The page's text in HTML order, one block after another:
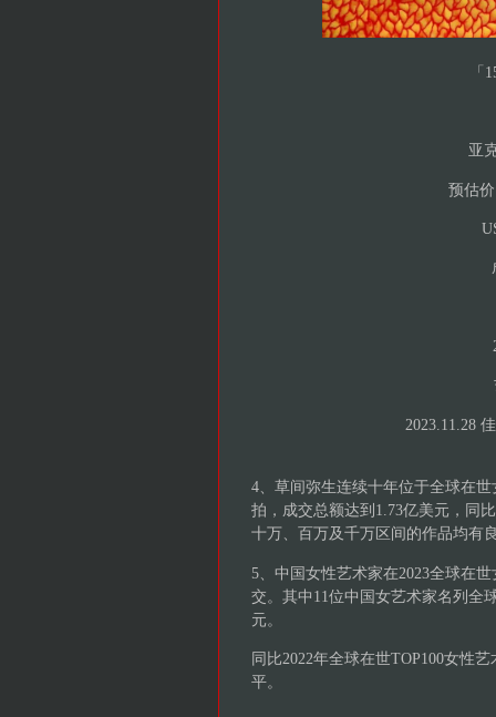
「
亚
预估
2023.11.28
4、草间弥生连续十年位于全球在
拍，成交总额达到1.73亿美元，同
十万、百万及千万区间的作品均有
5、中国女性艺术家在2023全球在
交。其中11位中国女艺术家名列全
元。
同比2022年全球在世TOP100女性
平。